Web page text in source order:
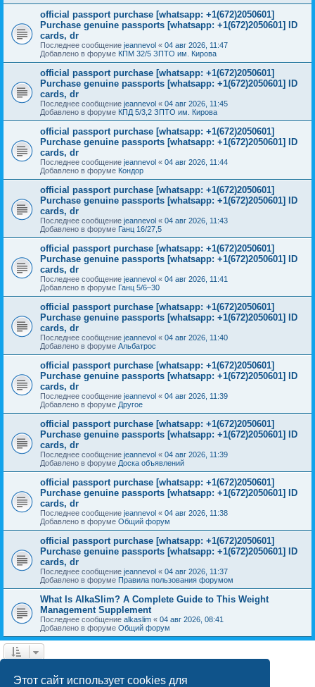
Этот сайт использует cookies для
official passport purchase [whatsapp: +1(672)2050601]
Purchase genuine passports [whatsapp: +1(672)2050601] ID
cards, dr
Последнее сообщение jeannevol « 04 авг 2026, 11:47
Добавлено в форуме КПМ 32/5 ЗПТО им. Кирова
official passport purchase [whatsapp: +1(672)2050601]
Purchase genuine passports [whatsapp: +1(672)2050601] ID
cards, dr
Последнее сообщение jeannevol « 04 авг 2026, 11:45
Добавлено в форуме КПД 5/3,2 ЗПТО им. Кирова
official passport purchase [whatsapp: +1(672)2050601]
Purchase genuine passports [whatsapp: +1(672)2050601] ID
cards, dr
Последнее сообщение jeannevol « 04 авг 2026, 11:44
Добавлено в форуме Кондор
official passport purchase [whatsapp: +1(672)2050601]
Purchase genuine passports [whatsapp: +1(672)2050601] ID
cards, dr
Последнее сообщение jeannevol « 04 авг 2026, 11:43
Добавлено в форуме Ганц 16/27,5
official passport purchase [whatsapp: +1(672)2050601]
Purchase genuine passports [whatsapp: +1(672)2050601] ID
cards, dr
Последнее сообщение jeannevol « 04 авг 2026, 11:41
Добавлено в форуме Ганц 5/6–30
official passport purchase [whatsapp: +1(672)2050601]
Purchase genuine passports [whatsapp: +1(672)2050601] ID
cards, dr
Последнее сообщение jeannevol « 04 авг 2026, 11:40
Добавлено в форуме Альбатрос
official passport purchase [whatsapp: +1(672)2050601]
Purchase genuine passports [whatsapp: +1(672)2050601] ID
cards, dr
Последнее сообщение jeannevol « 04 авг 2026, 11:39
Добавлено в форуме Другое
official passport purchase [whatsapp: +1(672)2050601]
Purchase genuine passports [whatsapp: +1(672)2050601] ID
cards, dr
Последнее сообщение jeannevol « 04 авг 2026, 11:39
Добавлено в форуме Доска объявлений
official passport purchase [whatsapp: +1(672)2050601]
Purchase genuine passports [whatsapp: +1(672)2050601] ID
cards, dr
Последнее сообщение jeannevol « 04 авг 2026, 11:38
Добавлено в форуме Общий форум
official passport purchase [whatsapp: +1(672)2050601]
Purchase genuine passports [whatsapp: +1(672)2050601] ID
cards, dr
Последнее сообщение jeannevol « 04 авг 2026, 11:37
Добавлено в форуме Правила пользования форумом
What Is AlkaSlim? A Complete Guide to This Weight
Management Supplement
Последнее сообщение alkaslim « 04 авг 2026, 08:41
Добавлено в форуме Общий форум